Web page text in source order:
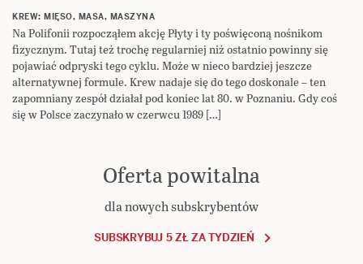
KREW: MIĘSO, MASA, MASZYNA
Na Polifonii rozpocząłem akcję Płyty i ty poświęconą nośnikom
fizycznym. Tutaj też trochę regularniej niż ostatnio powinny się
pojawiać odpryski tego cyklu. Może w nieco bardziej jeszcze
alternatywnej formule. Krew nadaje się do tego doskonale – ten
zapomniany zespół działał pod koniec lat 80. w Poznaniu. Gdy coś
się w Polsce zaczynało w czerwcu 1989 […]
Oferta powitalna
dla nowych subskrybentów
SUBSKRYBUJ 5 ZŁ ZA TYDZIEŃ